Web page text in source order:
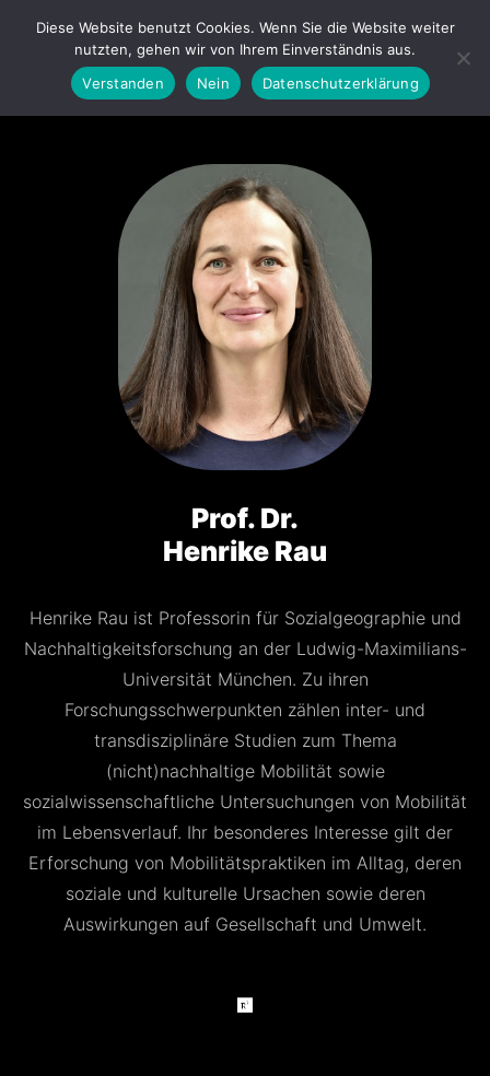
Prof. Dr.
Henrike Rau
Henrike Rau ist Professorin für Sozialgeographie und
Nachhaltigkeitsforschung an der Ludwig-Maximilians-
Universität München. Zu ihren
Forschungsschwerpunkten zählen inter- und
transdisziplinäre Studien zum Thema
(nicht)nachhaltige Mobilität sowie
sozialwissenschaftliche Untersuchungen von Mobilität
im Lebensverlauf. Ihr besonderes Interesse gilt der
Erforschung von Mobilitätspraktiken im Alltag, deren
soziale und kulturelle Ursachen sowie deren
Auswirkungen auf Gesellschaft und Umwelt.
Diese Website benutzt Cookies. Wenn Sie die Website weiter
nutzten, gehen wir von Ihrem Einverständnis aus.
Verstanden
Nein Datenschutzerklärung